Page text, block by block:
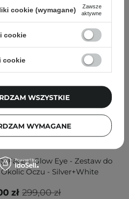
Face + Glow Eye - Zestaw do
Oczu - Silver+White
299,00 zł
zł
cookie (wymagane)
Zawsze
aktywne
cookie
cookie
WYMAGANE
WSZYSTKIE